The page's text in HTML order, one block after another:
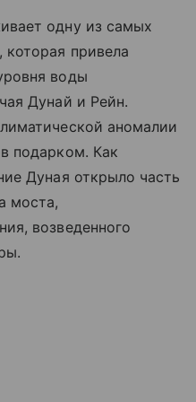
одну из самых
привела
воды
Дунай и Рейн.
аномалии
подарком. Как
Дуная открыло часть
моста,
возведенного